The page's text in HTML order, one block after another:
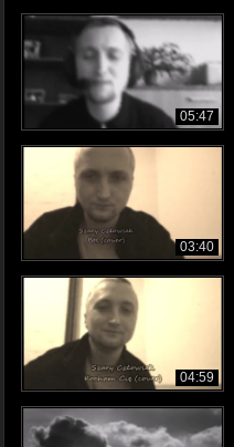
05:47
03:40
04:59